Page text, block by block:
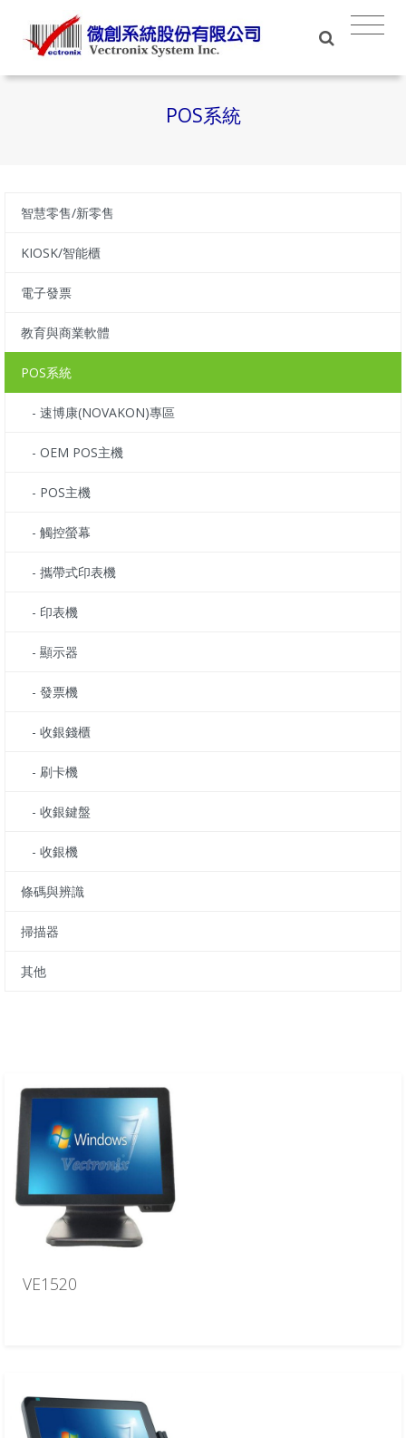
POS系統
智慧零售/新零售
KIOSK/智能櫃
電子發票
教育與商業軟體
POS系統
- 速博康(NOVAKON)專區
- OEM POS主機
- POS主機
- 觸控螢幕
- 攜帶式印表機
- 印表機
- 顯示器
- 發票機
- 收銀錢櫃
- 刷卡機
- 收銀鍵盤
- 收銀機
條碼與辨識
掃描器
其他
VE1520